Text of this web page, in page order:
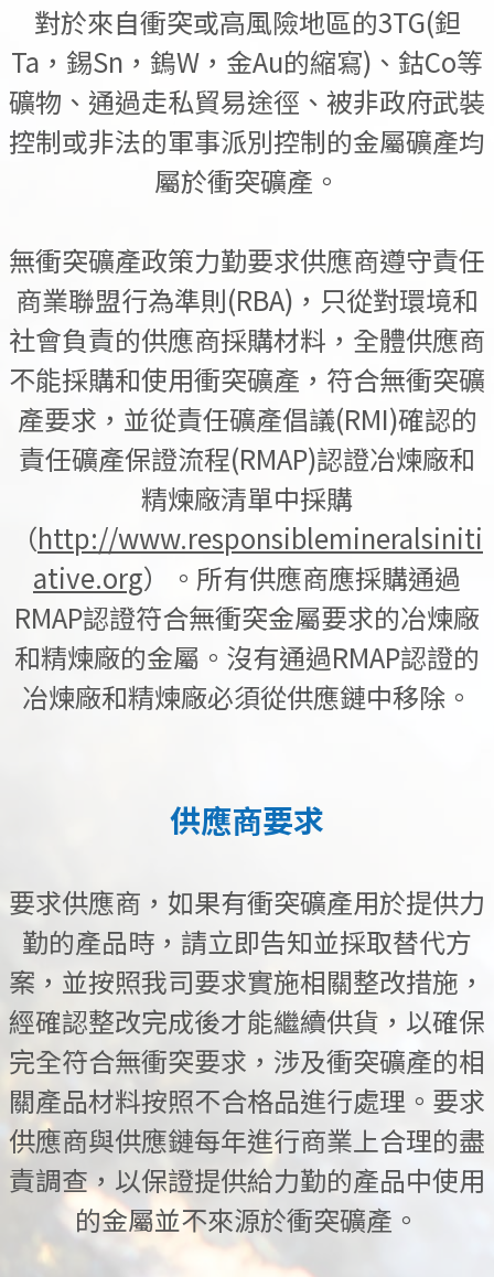
對於來自衝突或高風險地區的3TG(鉭
Ta，錫Sn，鎢W，金Au的縮寫)、鈷Co等
礦物、通過走私貿易途徑、被非政府武裝
控制或非法的軍事派別控制的金屬礦產均
屬於衝突礦產。
無衝突礦產政策力勤要求供應商遵守責任
商業聯盟行為準則(RBA)，只從對環境和
社會負責的供應商採購材料，全體供應商
不能採購和使用衝突礦產，符合無衝突礦
產要求，並從責任礦產倡議(RMI)確認的
責任礦產保證流程(RMAP)認證冶煉廠和
精煉廠清單中採購
（http://www.responsiblemineralsiniti
ative.org）。所有供應商應採購通過
RMAP認證符合無衝突金屬要求的冶煉廠
和精煉廠的金屬。沒有通過RMAP認證的
冶煉廠和精煉廠必須從供應鏈中移除。
供應商要求
要求供應商，如果有衝突礦產用於提供力
勤的產品時，請立即告知並採取替代方
案，並按照我司要求實施相關整改措施，
經確認整改完成後才能繼續供貨，以確保
完全符合無衝突要求，涉及衝突礦產的相
關產品材料按照不合格品進行處理。要求
供應商與供應鏈每年進行商業上合理的盡
責調查，以保證提供給力勤的產品中使用
的金屬並不來源於衝突礦產。